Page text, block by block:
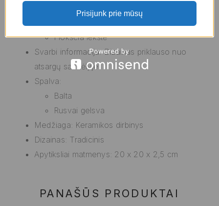
Plokščia lėkštė
Svarbi informacija: Dizainas priklauso nuo
atsargų sandėlyje
Spalva:
Balta
Rusvai gelsva
Medžiaga: Keramikos dirbinys
Dizainas: Tradicinis
Apytiksliai matmenys: 20 x 20 x 2,5 cm
PANAŠŪS PRODUKTAI
Prisijunk prie mūsų